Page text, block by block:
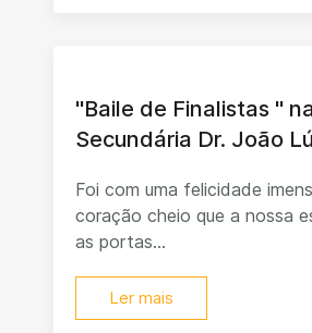
"Baile de Finalistas "
Secundária Dr. João
Foi com uma felicidade
coração cheio que a nossa
as portas...
Ler mais